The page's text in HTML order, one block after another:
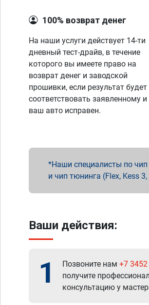
100% возврат денег
На наши услуги действует 14-ти
дневный тест-драйв, в течение
которого вы имеете право на
возврат денег и заводской
прошивки, если результат будет
соответствовать заявленному и
ваш авто исправен.
Наши специалисты по
и чип тюнинга (Flex, Kess
Ваши действия:
1 Позвоните нам +7 3452
получите
консультацию у